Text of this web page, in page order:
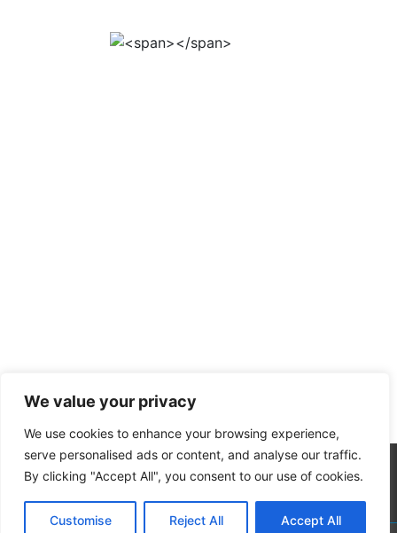
We value your privacy
We use cookies to enhance your browsing experience,
serve personalised ads or content, and analyse our traffic.
By clicking "Accept All", you consent to our use of cookies.
Customise Reject All Accept All